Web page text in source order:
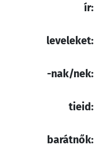
ír:
leveleket:
-nak/nek:
tieid:
barátnők: